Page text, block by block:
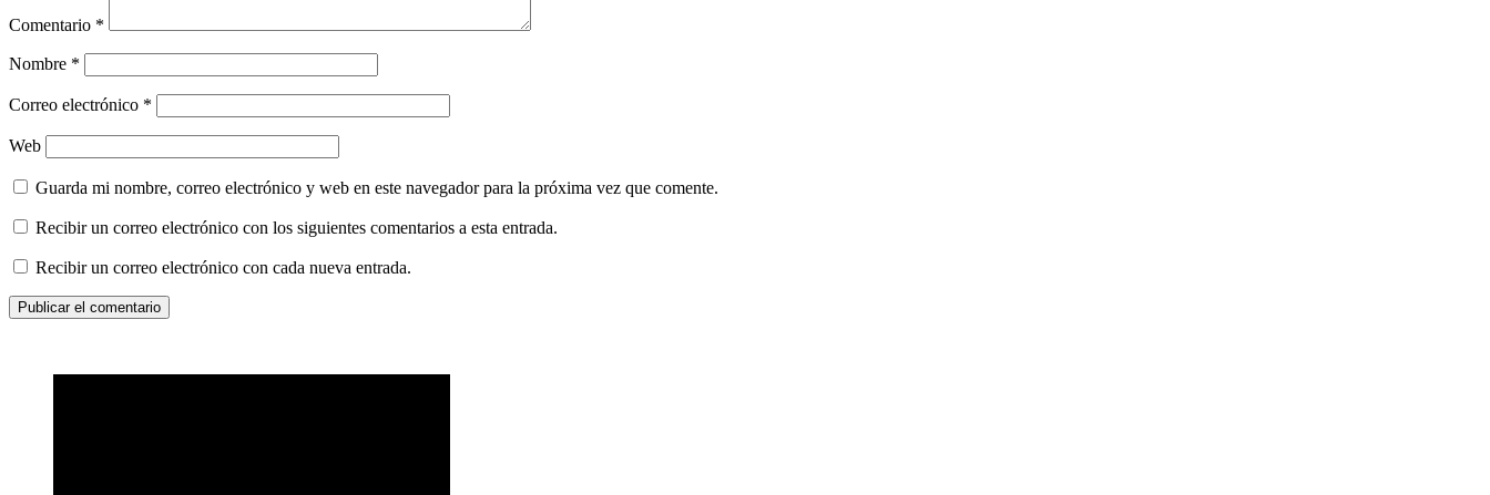
Comentario *
Nombre *
Correo electrónico *
Web
Guarda mi nombre, correo electrónico y web en este navegador para la próxima vez que comente.
Recibir un correo electrónico con los siguientes comentarios a esta entrada.
Recibir un correo electrónico con cada nueva entrada.